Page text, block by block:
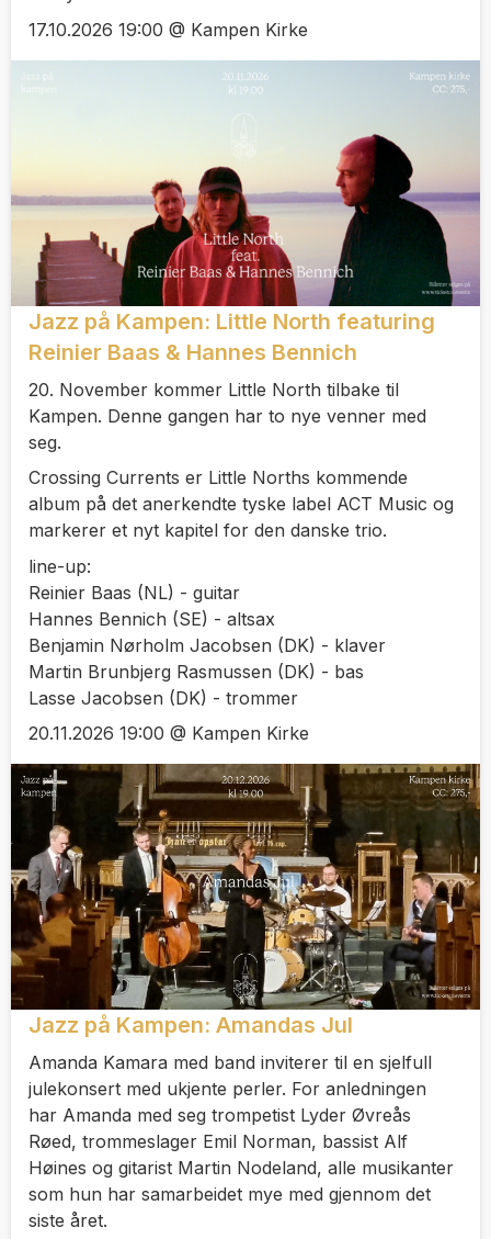
17.10.2026 19:00 @ Kampen Kirke
Jazz på Kampen: Little North featuring
Reinier Baas & Hannes Bennich
20. November kommer Little North tilbake til
Kampen. Denne gangen har to nye venner med
seg.
Crossing Currents er Little Norths kommende
album på det anerkendte tyske label ACT Music og
markerer et nyt kapitel for den danske trio.
line-up:
Reinier Baas (NL) - guitar
Hannes Bennich (SE) - altsax
Benjamin Nørholm Jacobsen (DK) - klaver
Martin Brunbjerg Rasmussen (DK) - bas
Lasse Jacobsen (DK) - trommer
20.11.2026 19:00 @ Kampen Kirke
Jazz på Kampen: Amandas Jul
Amanda Kamara med band inviterer til en sjelfull
julekonsert med ukjente perler. For anledningen
har Amanda med seg trompetist Lyder Øvreås
Røed, trommeslager Emil Norman, bassist Alf
Høines og gitarist Martin Nodeland, alle musikanter
som hun har samarbeidet mye med gjennom det
siste året.